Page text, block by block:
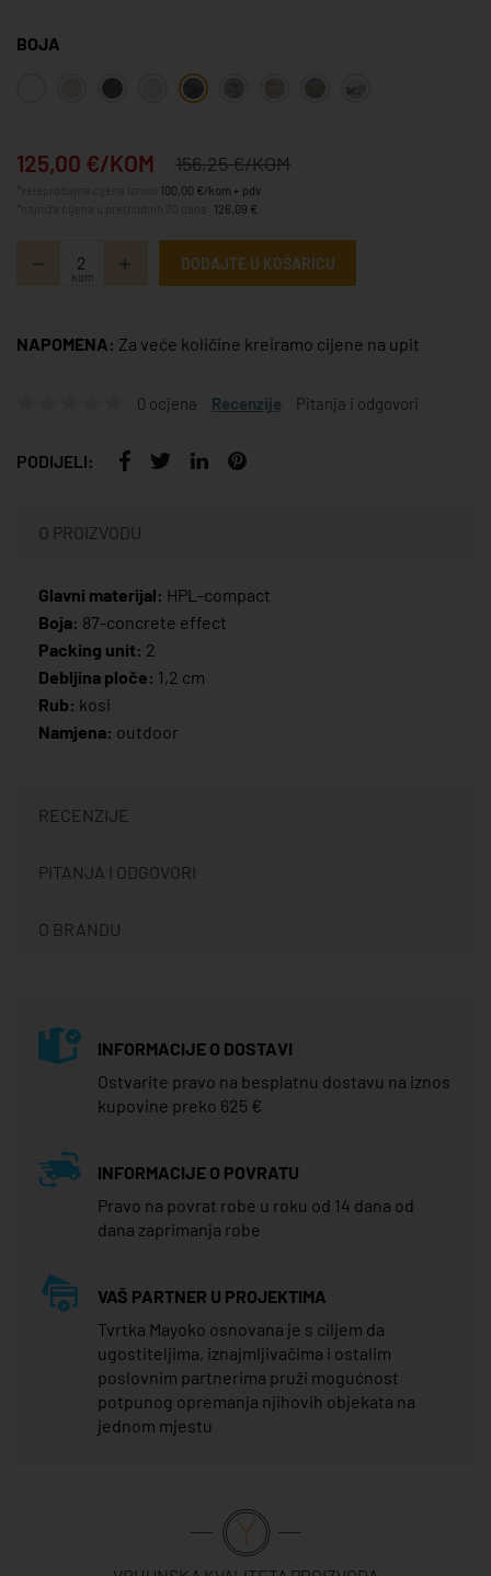
BOJA
125,00 €/KOM 156,25 €/KOM
100,00 €/kom + pdv
126,09 €
kom
DODAJTE U KOŠARICU
NAPOMENA: Za veće količine kreiramo cijene na upit
0 ocjena Recenzije Pitanja i odgovori
PODIJELI:
O PROIZVODU
Glavni materijal: HPL-compact
Boja: 87-concrete effect
Packing unit: 2
Debljina ploče: 1,2 cm
Rub: kosi
Namjena: outdoor
RECENZIJE
PITANJA I ODGOVORI
O BRANDU
INFORMACIJE O DOSTAVI
Ostvarite pravo na besplatnu dostavu na iznos
kupovine preko 625 €
INFORMACIJE O POVRATU
Pravo na povrat robe u roku od 14 dana od
dana zaprimanja robe
VAŠ PARTNER U PROJEKTIMA
Tvrtka Mayoko osnovana je s ciljem da
ugostiteljima, iznajmljivačima i ostalim
poslovnim partnerima pruži mogućnost
potpunog opremanja njihovih objekata na
jednom mjestu